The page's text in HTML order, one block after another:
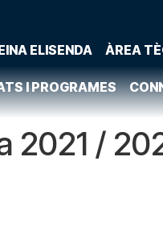
ELISENDA ÀREA
I PROGRAMES
2021 /